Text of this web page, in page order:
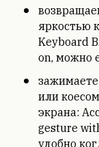
яркостью
Keyboard
on, можно
или
экрана:
gesture
удобно